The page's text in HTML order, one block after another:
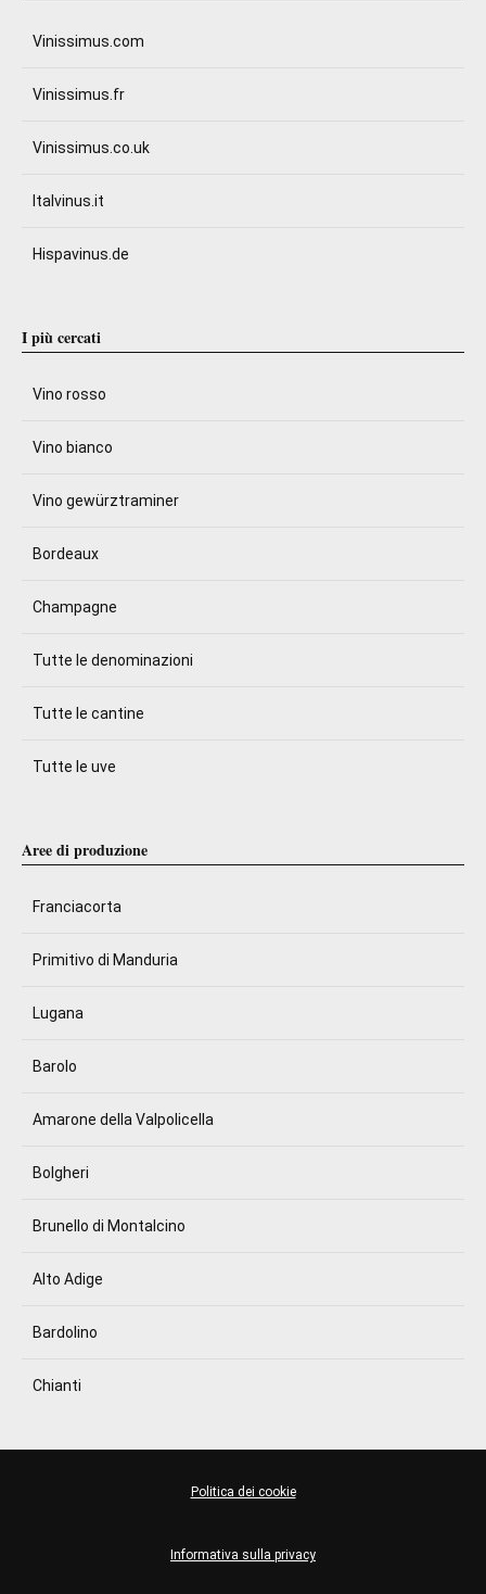
Vinissimus.com
Vinissimus.fr
Vinissimus.co.uk
Italvinus.it
Hispavinus.de
I più cercati
Vino rosso
Vino bianco
Vino gewürztraminer
Bordeaux
Champagne
Tutte le denominazioni
Tutte le cantine
Tutte le uve
Aree di produzione
Franciacorta
Primitivo di Manduria
Lugana
Barolo
Amarone della Valpolicella
Bolgheri
Brunello di Montalcino
Alto Adige
Bardolino
Chianti
Informativa sulla privacy
Politica dei cookie